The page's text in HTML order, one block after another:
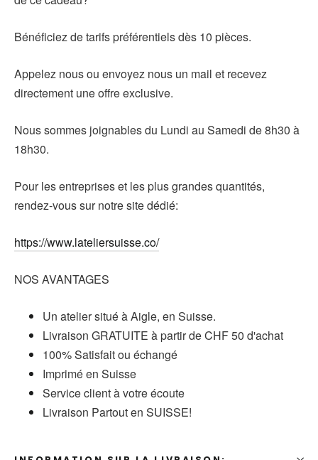
Bénéficiez de tarifs préférentiels dès 10 pièces.
Appelez nous ou envoyez nous un mail et recevez
directement une offre exclusive.
Nous sommes joignables du Lundi au Samedi de 8h30 à
18h30.
Pour les entreprises et les plus grandes quantités,
rendez-vous sur notre site dédié:
https://www.lateliersuisse.co/
NOS AVANTAGES
Un atelier situé à Aigle, en Suisse.
Livraison GRATUITE à partir de CHF 50 d'achat
100% Satisfait ou échangé
Imprimé en Suisse
Service client à votre écoute
Livraison Partout en SUISSE!